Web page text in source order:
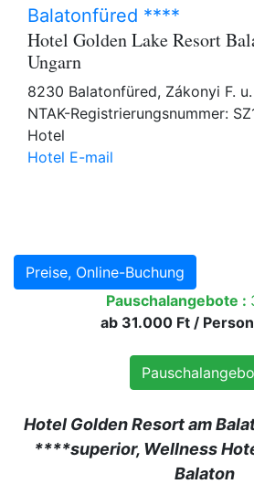
Balatonfüred ****
Hotel Golden Lake Resort
Ungarn
8230 Balatonfüred, Zákonyi F. u.
NTAK-Registrierungsnummer:
Hotel
Hotel E-mail
Preise, Online-Buchung
Pauschalangebote :
ab 31.000 Ft /
Hotel Golden Resort am
****superior, Wellness
Balaton